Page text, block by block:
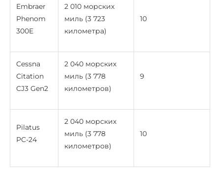
Embraer
Phenom
300E
2 010 морских
миль (3 723
километра)
10
Cessna
Citation
CJ3 Gen2
2 040 морских
миль (3 778
километров)
9
Pilatus
PC-24
2 040 морских
миль (3 778
километров)
10